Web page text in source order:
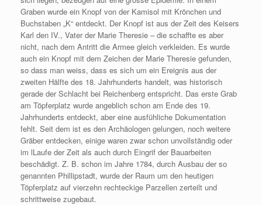
Graben wurde ein Knopf von der Kamisol mit Krönchen und
Buchstaben „K“ entdeckt. Der Knopf ist aus der Zeit des Keisers
Karl den IV., Vater der Marie Theresie – die schaffte es aber
nicht, nach dem Antritt die Armee gleich verkleiden. Es wurde
auch ein Knopf mit dem Zeichen der Marie Theresie gefunden,
so dass man weiss, dass es sich um ein Ereignis aus der
zweiten Hälfte des 18. Jahrhunderts handelt, was historisch
gerade der Schlacht bei Reichenberg entspricht. Das erste Grab
am Töpferplatz wurde angeblich schon am Ende des 19.
Jahrhunderts entdeckt, aber eine ausfühliche Dokumentation
fehlt. Seit dem ist es den Archäologen gelungen, noch weitere
Gräber entdecken, einige waren zwar schon unvollständig oder
im lLaufe der Zeit als auch durch Eingrif der Bauarbeiten
beschädigt. Z. B. schon im Jahre 1784, durch Ausbau der so
genannten Phillipstadt, wurde der Raum um den heutigen
Töpferplatz auf vierzehn rechteckige Parzellen zerteilt und
schrittweise zugebaut.